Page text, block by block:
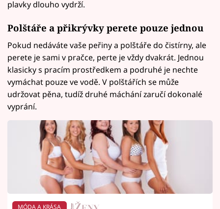
plavky dlouho vydrží.
Polštáře a přikrývky perete pouze jednou
Pokud nedáváte vaše peřiny a polštáře do čistírny, ale
perete je sami v pračce, perte je vždy dvakrát. Jednou
klasicky s pracím prostředkem a podruhé je nechte
vymáchat pouze ve vodě. V polštářích se může
udržovat pěna, tudíž druhé máchání zaručí dokonalé
vyprání.
MÓDA A KRÁSA